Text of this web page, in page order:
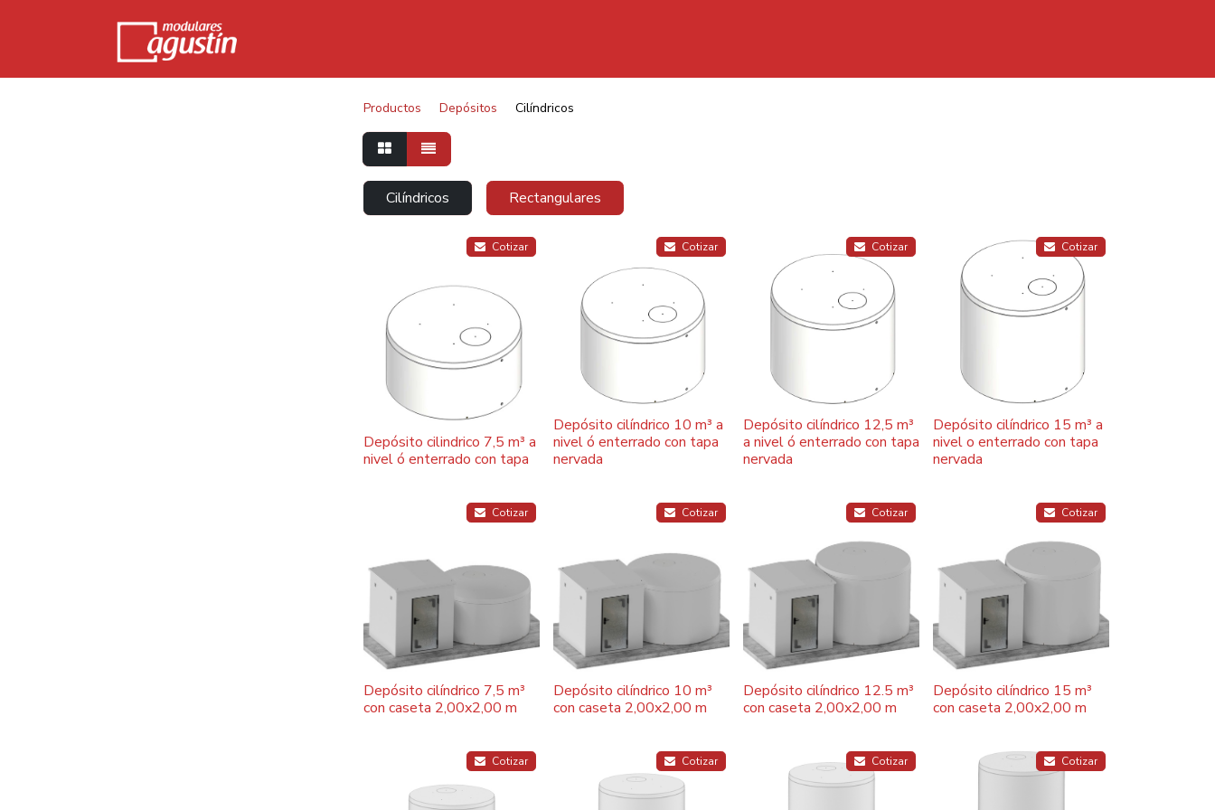
Productos Depósitos Cilíndricos
Cilíndricos Rectangulares
Cotizar
Depósito cilindrico 7,5 m³ a
nivel ó enterrado con tapa
Cotizar
Depósito cilíndrico 10 m³ a
nivel ó enterrado con tapa
nervada
Cotizar
Depósito cilíndrico 12,5 m³
a nivel ó enterrado con tapa
nervada
Cotizar
Depósito cilíndrico 15 m³ a
nivel o enterrado con tapa
nervada
Cotizar
Depósito cilíndrico 7,5 m³
con caseta 2,00x2,00 m
Cotizar
Depósito cilíndrico 10 m³
con caseta 2,00x2,00 m
Cotizar
Depósito cilíndrico 12.5 m³
con caseta 2,00x2,00 m
Cotizar
Depósito cilíndrico 15 m³
con caseta 2,00x2,00 m
Cotizar Cotizar Cotizar Cotizar